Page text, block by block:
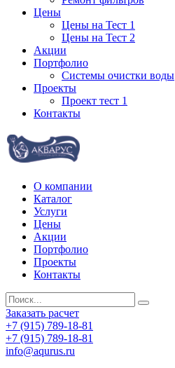
Цены
Цены на Тест 1
Цены на Тест 2
Акции
Портфолио
Системы очистки воды
Проекты
Проект тест 1
Контакты
О компании
Каталог
Услуги
Цены
Акции
Портфолио
Проекты
Контакты
Заказать расчет
+7 (915) 789-18-81
+7 (915) 789-18-81
info@aqurus.ru